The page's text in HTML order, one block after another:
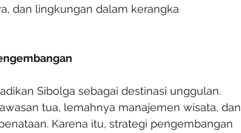
dan lingkungan dalam kerangka
Sibolga sebagai destinasi unggulan.
tua, lemahnya manajemen wisata, dan
Karena itu, strategi pengembangan